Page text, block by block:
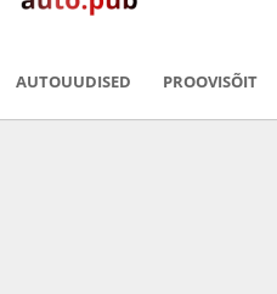
AUTOUUDISED PROOVISÕIT